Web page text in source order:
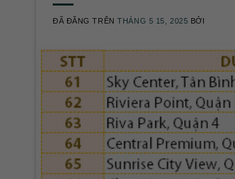
ĐÃ ĐĂNG TRÊNTHÁNG 5 15, 2025 BỞI